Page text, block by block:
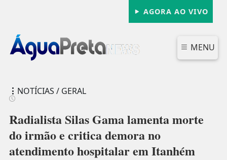
AGORA AO VIVO
MENU
FECHAR
NOTÍCIAS / GERAL
Radialista Silas Gama lamenta morte
do irmão e critica demora no
atendimento hospitalar em Itanhém